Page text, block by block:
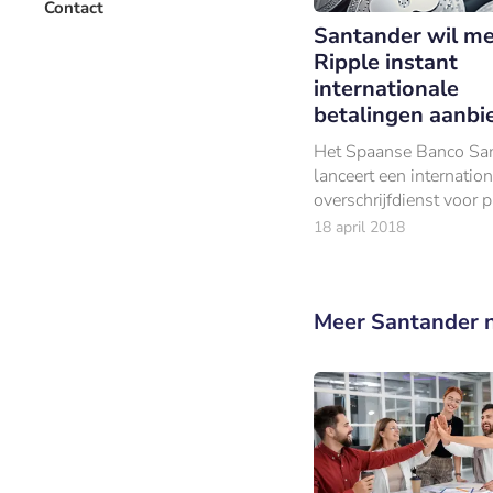
Contact
Santander wil
Ripple instant
internationale
betalingen
Het Spaanse Banco
lanceert een
overschrijfdienst voor
klanten via de
18 april 2018
Meer Santander